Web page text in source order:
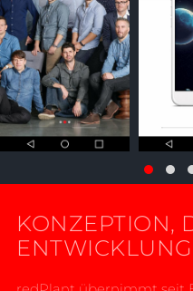
KONZEPTION,
ENTWICKLUNG